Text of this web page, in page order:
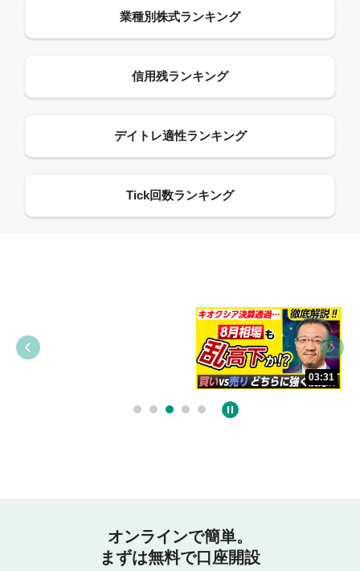
03:31
オンラインで簡単。
まずは無料で口座開設